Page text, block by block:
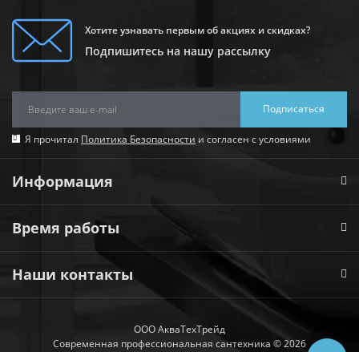
Хотите узнавать первым об акциях и скидках?
Подпишитесь на нашу рассылку
Подписаться
Я прочитал Политика Безопасности и согласен с условиями
Информация
Время работы
Наши контакты
ООО АкваТехТрейд
Современная профессиональная сантехника © 2026